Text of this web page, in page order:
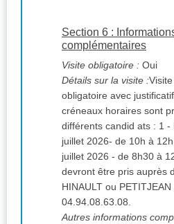
Section 6 :
complémentaires
Visite obligatoire : Oui
Détails sur la visite :
obligatoire avec justificatif de
créneaux horaires sont
différents candid ats : 1 - Le vendredi 10
juillet 2026- de 10h à 12h 2 - Le jeudi 16
juillet 2026 - de 8h30 à 12h Les
devront être pris auprès de Mesdames
HINAULT ou PETITJEAN
04.94.08.63.08.
Autres informations